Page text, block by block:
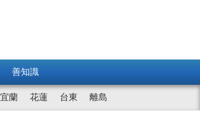
善知識
宜蘭 花蓮 台東 離島